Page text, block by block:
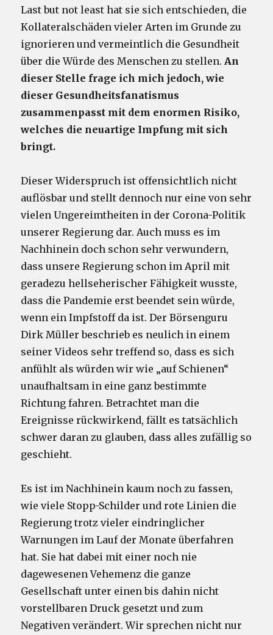
Last but not least hat sie sich entschieden, die
Kollateralschäden vieler Arten im Grunde zu
ignorieren und vermeintlich die Gesundheit
über die Würde des Menschen zu stellen.An
dieser Stelle frage ich mich jedoch, wie
dieser Gesundheitsfanatismus
zusammenpasst mit dem enormen Risiko,
welches die neuartige Impfung mit sich
bringt.
Dieser Widerspruch ist offensichtlich nicht
auflösbar und stellt dennoch nur eine von sehr
vielen Ungereimtheiten in der Corona-Politik
unserer Regierung dar. Auch muss es im
Nachhinein doch schon sehr verwundern,
dass unsere Regierung schon im April mit
geradezu hellseherischer Fähigkeit wusste,
dass die Pandemie erst beendet sein würde,
wenn ein Impfstoff da ist. Der Börsenguru
Dirk Müller beschrieb es neulich in einem
seiner Videos sehr treffend so, dass es sich
anfühlt als würden wir wie „auf Schienen“
unaufhaltsam in eine ganz bestimmte
Richtung fahren. Betrachtet man die
Ereignisse rückwirkend, fällt es tatsächlich
schwer daran zu glauben, dass alles zufällig so
geschieht.
Es ist im Nachhinein kaum noch zu fassen,
wie viele Stopp-Schilder und rote Linien die
Regierung trotz vieler eindringlicher
Warnungen im Lauf der Monate überfahren
hat. Sie hat dabei mit einer noch nie
dagewesenen Vehemenz die ganze
Gesellschaft unter einen bis dahin nicht
vorstellbaren Druck gesetzt und zum
Negativen verändert. Wir sprechen nicht nur